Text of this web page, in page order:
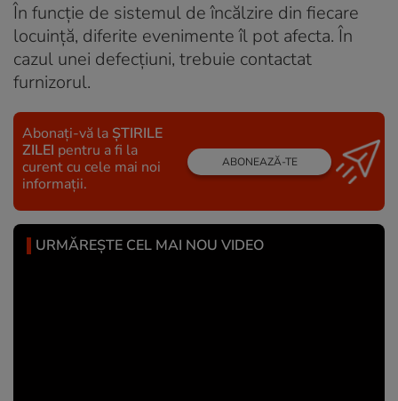
În funcție de sistemul de încălzire din fiecare
locuință, diferite evenimente îl pot afecta. În
cazul unei defecțiuni, trebuie contactat
furnizorul.
Abonați-vă la ȘTIRILE
ZILEI pentru a fi la
curent cu cele mai noi
informații.
ABONEAZĂ-TE
URMĂREȘTE CEL MAI NOU VIDEO